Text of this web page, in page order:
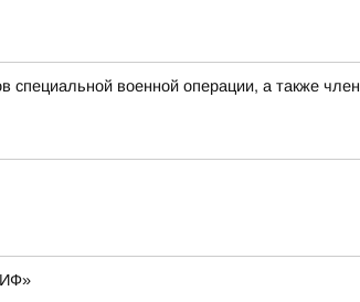
военной операции, а также